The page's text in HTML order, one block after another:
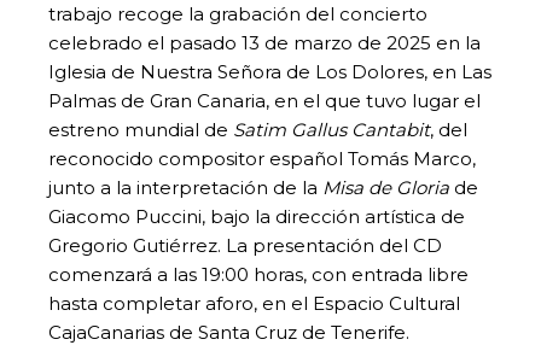
trabajo recoge la grabación del concierto
celebrado el pasado 13 de marzo de 2025 en la
Iglesia de Nuestra Señora de Los Dolores, en Las
Palmas de Gran Canaria, en el que tuvo lugar el
estreno mundial de Satim Gallus Cantabit, del
reconocido compositor español Tomás Marco,
junto a la interpretación de la Misa de Gloria de
Giacomo Puccini, bajo la dirección artística de
Gregorio Gutiérrez. La presentación del CD
comenzará a las 19:00 horas, con entrada libre
hasta completar aforo, en el Espacio Cultural
CajaCanarias de Santa Cruz de Tenerife.